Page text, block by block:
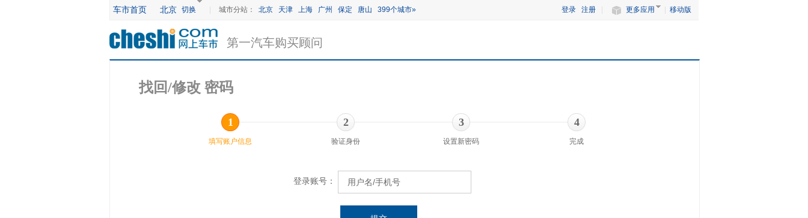
车市首页 北京 切换 城市分站： 北京 天津 上海 广州 保定 唐山 399个城市» 移动版
更多应用
登录 注册
第一汽车购买顾问
找回/修改 密码
1
填写账户信息
2
验证身份
3
设置新密码
4
完成
登录账号：